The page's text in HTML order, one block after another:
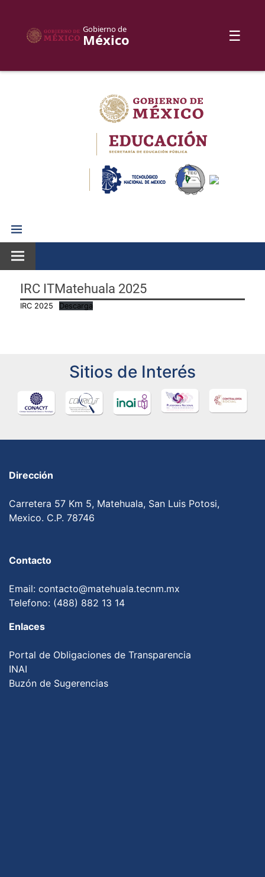
Gobierno de
México ☰
IRC ITMatehuala 2025
IRC 2025 Descarga
Sitios de Interés
Dirección
Carretera 57 Km 5, Matehuala, San Luis Potosi,
Mexico. C.P. 78746
Contacto
Email: contacto@matehuala.tecnm.mx
Telefono: (488) 882 13 14
Enlaces
Portal de Obligaciones de Transparencia
INAI
Buzón de Sugerencias